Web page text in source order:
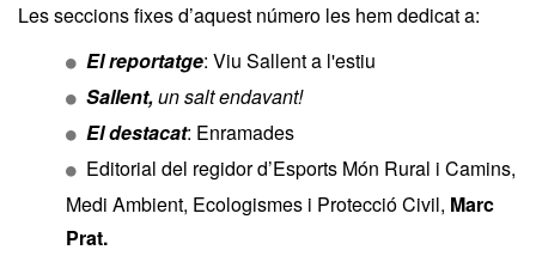
Les seccions fixes d’aquest número les hem dedicat a:
El reportatge: Viu Sallent a l'estiu
Sallent,un salt endavant!
El destacat: Enramades
Editorial del regidor d’Esports Món Rural i Camins,
Medi Ambient, Ecologismes i Protecció Civil, Marc
Prat.